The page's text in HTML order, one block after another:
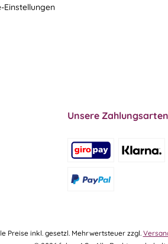
Einstellungen
Unsere Zahlungsarten
Preise inkl. gesetzl. Mehrwertsteuer zzgl.